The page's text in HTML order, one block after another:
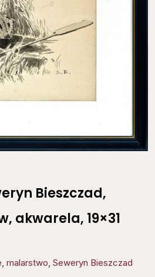
Bieszczad,
akwarela, 19×31
, malarstwo, Seweryn Bieszczad